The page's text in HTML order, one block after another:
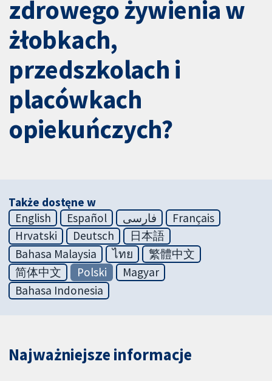
zdrowego żywienia w
żłobkach,
przedszkolach i
placówkach
opiekuńczych?
Także dostęne w
English
Español فارسی
Français
Hrvatski
Deutsch
日本語
Bahasa Malaysia
ไทย
繁體中文
简体中文
Polski
Magyar
Bahasa Indonesia
Najważniejsze informacje